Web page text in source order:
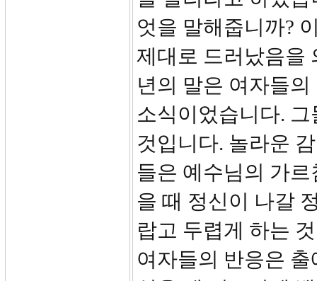
엇을 말해줍니까?
제대로 드러났음을
년의 말은 여자들
소식이었습니다.
것입니다. 놀라운
들은 예수님의 가
을 때 정신이 나갈
랍고 두렵게 하는
여자들의 반응은